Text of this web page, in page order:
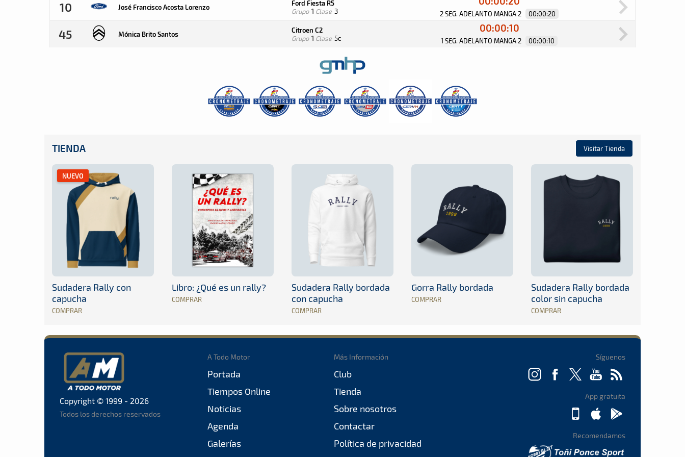
10 José Francisco Acosta Lorenzo
Ford Fiesta R5
Grupo 1 Clase 3 2 SEG. ADELANTO MANGA 2 00:00:20
45 Mónica Brito Santos
Citroen C2
Grupo 1 Clase 5c
00:00:10
1 SEG. ADELANTO MANGA 2 00:00:10
TIENDA Visitar Tienda
NUEVO
Sudadera Rally con
capucha
COMPRAR
Libro: ¿Qué es un rally?
COMPRAR
Sudadera Rally bordada
con capucha
COMPRAR
Gorra Rally bordada
COMPRAR
Sudadera Rally bordada
color sin capucha
COMPRAR
Copyright © 1999 - 2026
Todos los derechos reservados
A Todo Motor
Portada
Tiempos Online
Noticias
Agenda
Galerías
Más Información
Club
Tienda
Sobre nosotros
Contactar
Política de privacidad
Síguenos
App gratuita
Recomendamos